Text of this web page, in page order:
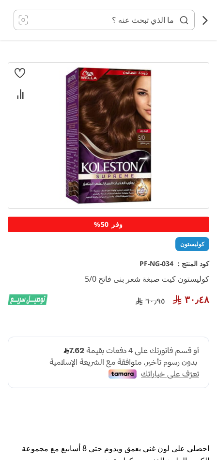
المحتوى
كوليستون
كود المنتج : PF-NG-034
كوليستون كيت صبغة شعر بنى فاتح 5/0
٣٠٫٤٨ ٦٠٫٩٥
احصلي على لون غني بعمق ويدوم حتى 8 أسابيع مع مجموعة
انتقل
تخطي
إلى
بداية
معرض
الصور
وفر 50%